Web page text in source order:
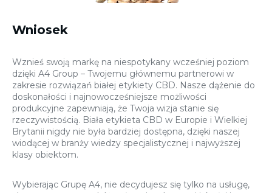
Wniosek
Wznieś swoją markę na niespotykany wcześniej poziom
dzięki A4 Group – Twojemu głównemu partnerowi w
zakresie rozwiązań białej etykiety CBD. Nasze dążenie do
doskonałości i najnowocześniejsze możliwości
produkcyjne zapewniają, że Twoja wizja stanie się
rzeczywistością. Biała etykieta CBD w Europie i Wielkiej
Brytanii nigdy nie była bardziej dostępna, dzięki naszej
wiodącej w branży wiedzy specjalistycznej i najwyższej
klasy obiektom.
Wybierając Grupę A4, nie decydujesz się tylko na usługę,